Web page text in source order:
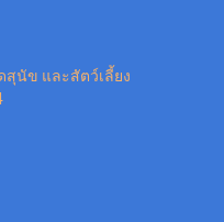
สุนัข และสัตว์เลี้ยง